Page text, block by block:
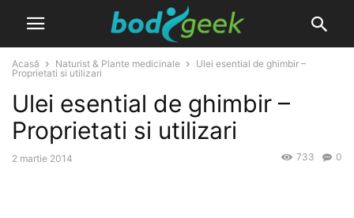
Acasă Naturist & Plante medicinale
Ulei esential de ghimbir –
Proprietati si utilizari
Ulei esential de ghimbir –
Proprietati si utilizari
2 martie 2014 0
733